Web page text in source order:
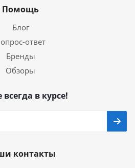
Помощь
Блог
ответ
Бренды
Обзоры
всегда в курсе!
контакты